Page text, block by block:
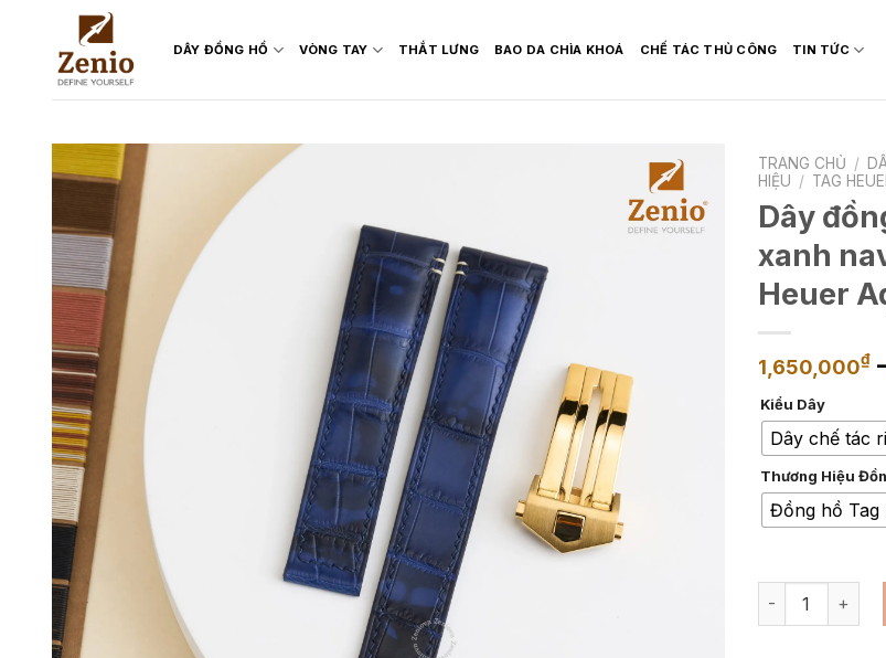
content
DÂY ĐỒNG HỒ VÒNG TAY THẮT LƯNG BAO DA CHÌA KHOÁ CHẾ TÁC THỦ CÔNG TIN TỨC
TRANG CHỦ /
HIỆU / TAG
Dây
xanh
Heuer
1,650,000₫
Kiểu Dây
Dây chế tác
Thương Hiệu
Đồng hồ Tag
Dây đồng hồ